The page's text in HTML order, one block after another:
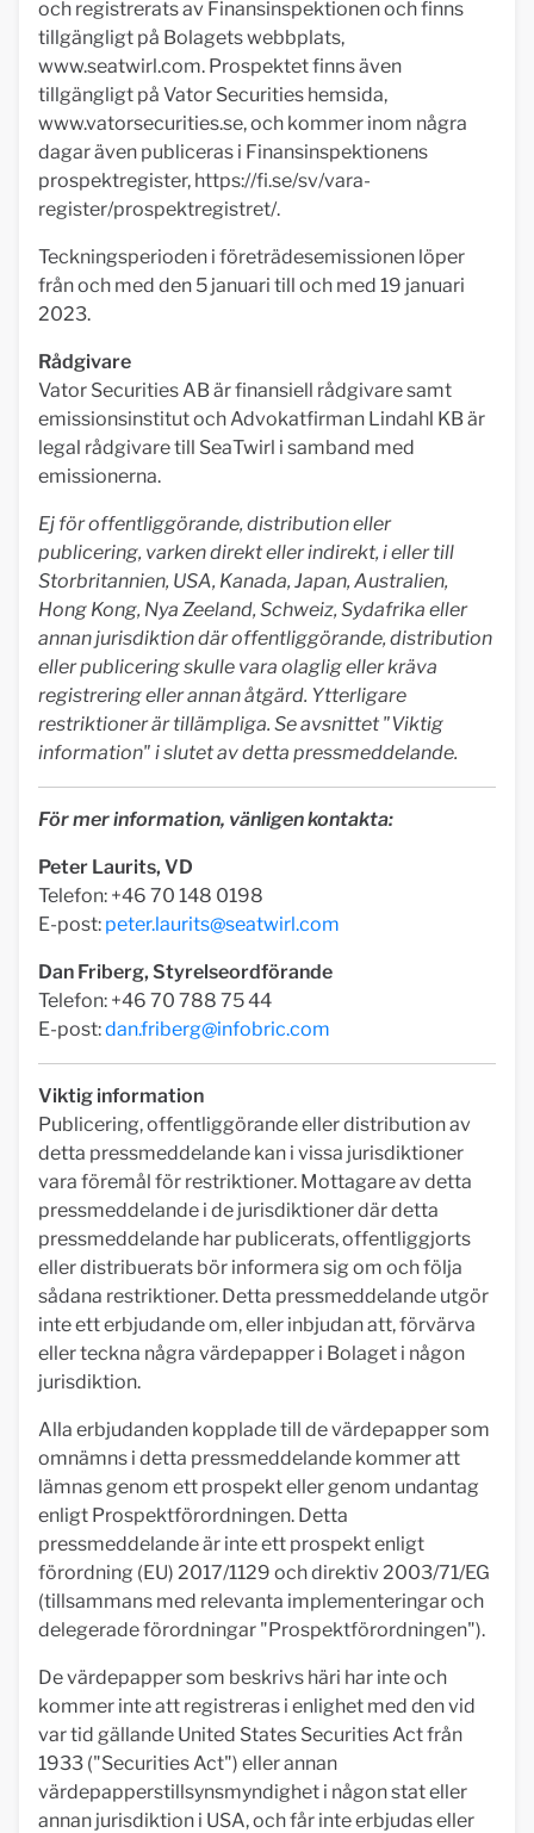
och registrerats av Finansinspektionen och finns
tillgängligt på Bolagets webbplats,
www.seatwirl.com. Prospektet finns även
tillgängligt på Vator Securities hemsida,
www.vatorsecurities.se, och kommer inom några
dagar även publiceras i Finansinspektionens
prospektregister, https://fi.se/sv/vara-
register/prospektregistret/.
Teckningsperioden i företrädesemissionen löper
från och med den 5 januari till och med 19 januari
2023.
Rådgivare
Vator Securities AB är finansiell rådgivare samt
emissionsinstitut och Advokatfirman Lindahl KB är
legal rådgivare till SeaTwirl i samband med
emissionerna.
Ej för offentliggörande, distribution eller
publicering, varken direkt eller indirekt, i eller till
Storbritannien, USA, Kanada, Japan, Australien,
Hong Kong, Nya Zeeland, Schweiz, Sydafrika eller
annan jurisdiktion där offentliggörande, distribution
eller publicering skulle vara olaglig eller kräva
registrering eller annan åtgärd. Ytterligare
restriktioner är tillämpliga. Se avsnittet "Viktig
information" i slutet av detta pressmeddelande.
För mer information, vänligen kontakta:
Peter Laurits, VD
Telefon: +46 70 148 0198
E-post: peter.laurits@seatwirl.com
Dan Friberg, Styrelseordförande
Telefon: +46 70 788 75 44
E-post:dan.friberg@infobric.com
Viktig information
Publicering, offentliggörande eller distribution av
detta pressmeddelande kan i vissa jurisdiktioner
vara föremål för restriktioner. Mottagare av detta
pressmeddelande i de jurisdiktioner där detta
pressmeddelande har publicerats, offentliggjorts
eller distribuerats bör informera sig om och följa
sådana restriktioner. Detta pressmeddelande utgör
inte ett erbjudande om, eller inbjudan att, förvärva
eller teckna några värdepapper i Bolaget i någon
jurisdiktion.
Alla erbjudanden kopplade till de värdepapper som
omnämns i detta pressmeddelande kommer att
lämnas genom ett prospekt eller genom undantag
enligt Prospektförordningen. Detta
pressmeddelande är inte ett prospekt enligt
förordning (EU) 2017/1129 och direktiv 2003/71/EG
(tillsammans med relevanta implementeringar och
delegerade förordningar "Prospektförordningen").
De värdepapper som beskrivs häri har inte och
kommer inte att registreras i enlighet med den vid
var tid gällande United States Securities Act från
1933 ("Securities Act") eller annan
värdepapperstillsynsmyndighet i någon stat eller
annan jurisdiktion i USA, och får inte erbjudas eller